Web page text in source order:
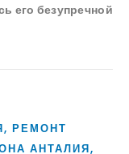
его безупречной
, РЕМОНТ
АНТАЛИЯ,